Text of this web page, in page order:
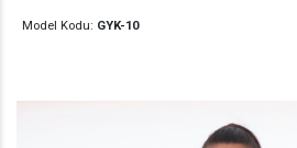
Model Kodu: GYK-10